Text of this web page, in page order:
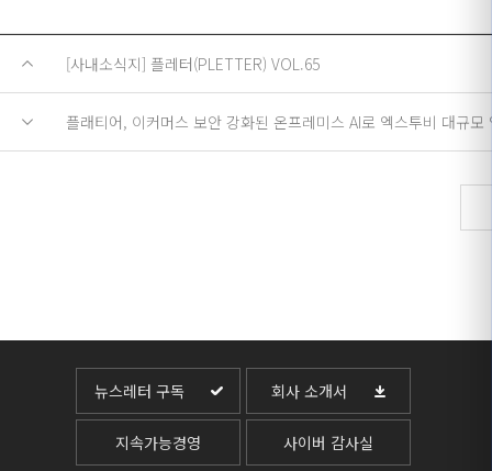
[사내소식지] 플레터(PLETTER) VOL.65
플래티어, 이커머스 보안 강화된 온프레미스 AI로 엑스투비 대규모
뉴스레터 구독 회사 소개서
지속가능경영 사이버 감사실